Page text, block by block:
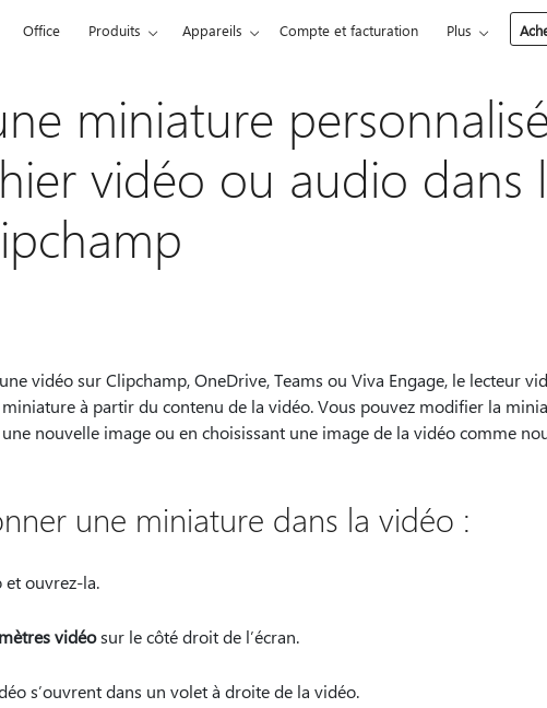
Office Produits Appareils Compte et facturation Plus
miniature
vidéo ou audio dans
vidéo sur Clipchamp, OneDrive, Teams ou Viva Engage, le lecteur
à partir du contenu de la vidéo. Vous pouvez modifier la
nouvelle image ou en choisissant une image de la vidéo comme
une miniature dans la vidéo :
et ouvrez-la.
vidéosur le côté droit de l’écran.
s’ouvrent dans un volet à droite de la vidéo.